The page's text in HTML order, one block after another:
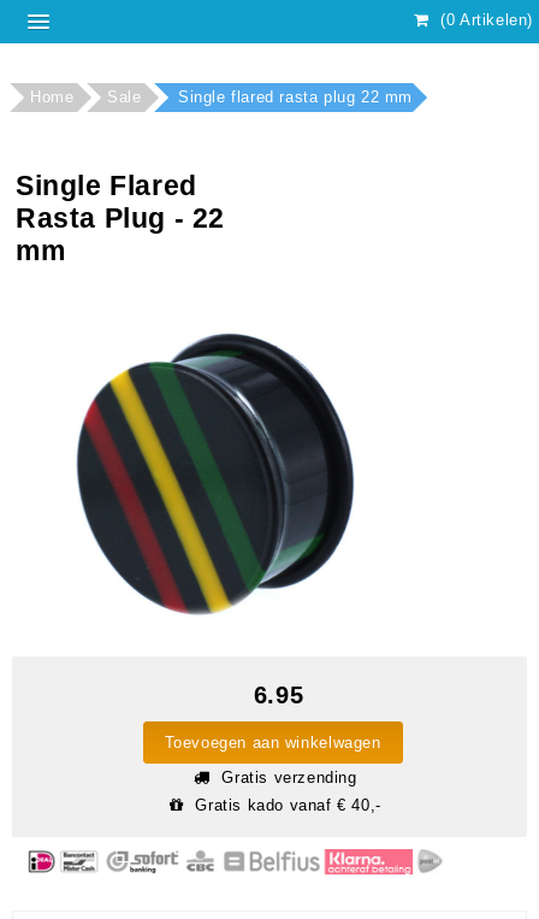
(0 Artikelen)
Home Sale Single flared rasta plug 22 mm
Single Flared
Rasta Plug - 22
mm
6.95
Toevoegen aan winkelwagen
Gratis verzending
Gratis kado vanaf € 40,-